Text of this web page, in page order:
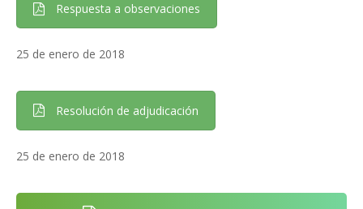
Respuesta a observaciones
25 de enero de 2018
Resolución de adjudicación
25 de enero de 2018